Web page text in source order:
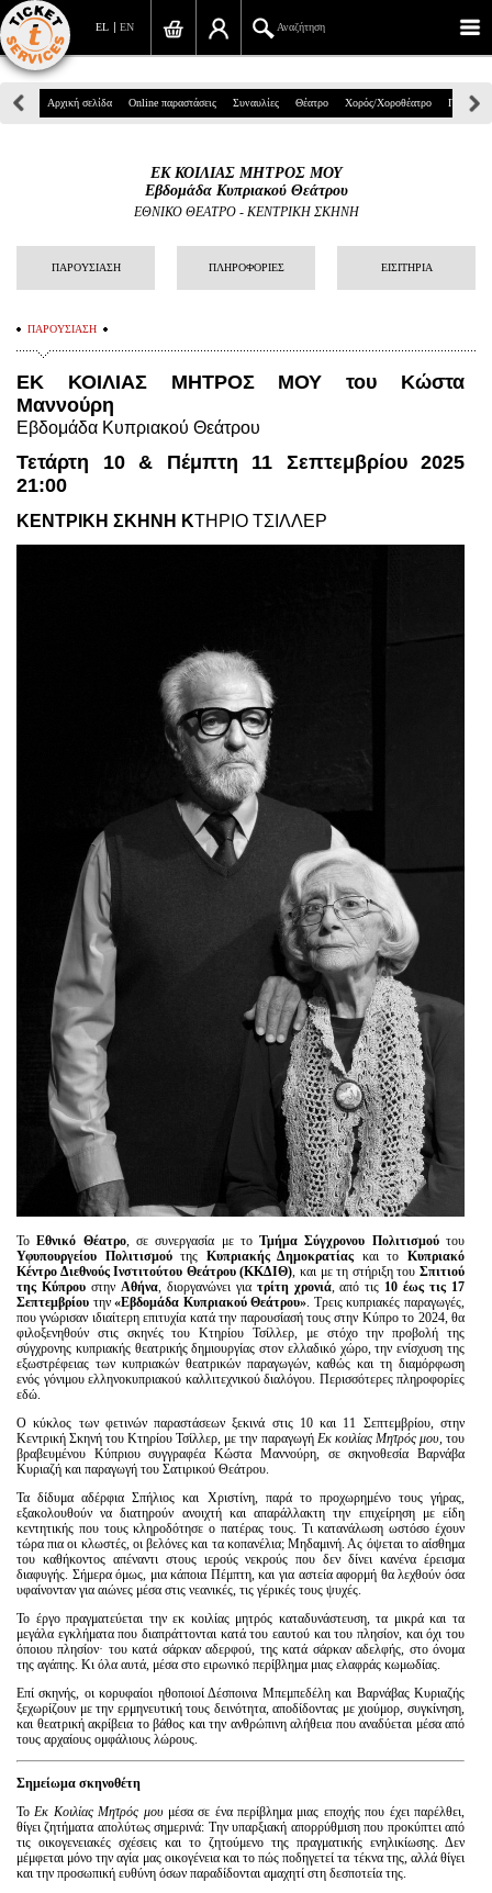
EN
EL Αναζήτηση
Πανεπιστημίου 39, Αθήνα
info@ticketservices.gr
Σύνδεση/Εγγραφή
Πληροφορίες
Αρχική σελίδα Online παραστάσεις Συναυλίες Θέατρο Χορός/Χοροθέατρο Παιδικά
ΕΚ ΚΟΙΛΙΑΣ ΜΗΤΡΟΣ ΜΟΥ
Εβδομάδα Κυπριακού Θεάτρου
ΕΘΝΙΚΟ ΘΕΑΤΡΟ- ΚΕΝΤΡΙΚΗ ΣΚΗΝΗ
ΠΑΡΟΥΣΙΑΣΗ ΠΛΗΡΟΦΟΡΙΕΣ ΕΙΣΙΤΗΡΙΑ
ΠΑΡΟΥΣΙΑΣΗ
ΕΚ ΚΟΙΛΙΑΣ ΜΗΤΡΟΣ ΜΟΥ του Κώστα
Μαννούρη
Εβδομάδα Κυπριακού Θεάτρου
Τετάρτη 10 & Πέμπτη 11 Σεπτεμβρίου 2025
21:00
ΚΕΝΤΡΙΚΗ ΣΚΗΝΗ ΚΤΗΡΙΟ ΤΣΙΛΛΕΡ
ΤοΕθνικό Θέατρο, σε συνεργασία με τοΤμήμα Σύγχρονου Πολιτισμούτου
Υφυπουργείου Πολιτισμούτης Κυπριακής Δημοκρατίας και τοΚυπριακό
Κέντρο Διεθνούς Ινστιτούτου Θεάτρου (ΚΚΔΙΘ), και με τη στήριξη τουΣπιτιού
της Κύπρουστην Αθήνα, διοργανώνει για τρίτη χρονιά, από τις 10 έως τις 17
Σεπτεμβρίου την«Εβδομάδα Κυπριακού Θεάτρου». Τρεις κυπριακές παραγωγές,
που γνώρισαν ιδιαίτερη επιτυχία κατά την παρουσίασή τους στην Κύπρο το 2024, θα
φιλοξενηθούν στις σκηνές του Κτηρίου Τσίλλερ, με στόχο την προβολή της
σύγχρονης κυπριακής θεατρικής δημιουργίας στον ελλαδικό χώρο, την ενίσχυση της
εξωστρέφειας των κυπριακών θεατρικών παραγωγών, καθώς και τη διαμόρφωση
ενός γόνιμου ελληνοκυπριακού καλλιτεχνικού διαλόγου. Περισσότερες πληροφορίες
εδώ.
Ο κύκλος των φετινών παραστάσεων ξεκινά στις 10 και 11 Σεπτεμβρίου, στην
Κεντρική Σκηνή του Κτηρίου Τσίλλερ, με την παραγωγή Εκ κοιλίας Μητρός μου,του
βραβευμένου Κύπριου συγγραφέα Κώστα Μαννούρη, σε σκηνοθεσία Βαρνάβα
Κυριαζή και παραγωγή του Σατιρικού Θεάτρου.
Τα δίδυμα αδέρφια Σπήλιος και Χριστίνη, παρά το προχωρημένο τους γήρας,
εξακολουθούν να διατηρούν ανοιχτή και απαράλλακτη την επιχείρηση με είδη
κεντητικής που τους κληροδότησε ο πατέρας τους. Τι κατανάλωση ωστόσο έχουν
τώρα πια οι κλωστές, οι βελόνες και τα κοπανέλια; Μηδαμινή. Ας όψεται το αίσθημα
του καθήκοντος απέναντι στους ιερούς νεκρούς που δεν δίνει κανένα έρεισμα
διαφυγής. Σήμερα όμως, μια κάποια Πέμπτη, και για αστεία αφορμή θα λεχθούν όσα
υφαίνονταν για αιώνες μέσα στις νεανικές, τις γέρικές τους ψυχές.
Το έργο πραγματεύεται την εκ κοιλίας μητρός καταδυνάστευση, τα μικρά και τα
μεγάλα εγκλήματα που διαπράττονται κατά του εαυτού και του πλησίον, και όχι του
όποιου πλησίον· του κατά σάρκαν αδερφού, της κατά σάρκαν αδελφής, στο όνομα
της αγάπης. Κι όλα αυτά, μέσα στο ειρωνικό περίβλημα μιας ελαφράς κωμωδίας.
Επί σκηνής, οι κορυφαίοι ηθοποιοί Δέσποινα Μπεμπεδέλη και Βαρνάβας Κυριαζής
ξεχωρίζουν με την ερμηνευτική τους δεινότητα, αποδίδοντας με χιούμορ, συγκίνηση,
και θεατρική ακρίβεια το βάθος και την ανθρώπινη αλήθεια που αναδύεται μέσα από
τους αρχαίους ομφάλιους λώρους.
Σημείωμα σκηνοθέτη
ΤοΕκ Κοιλίας Μητρός μουμέσα σε ένα περίβλημα μιας εποχής που έχει παρέλθει,
θίγει ζητήματα απολύτως σημερινά: Την υπαρξιακή απορρύθμιση που προκύπτει από
τις οικογενειακές σχέσεις και το ζητούμενο της πραγματικής ενηλικίωσης. Δεν
μέμφεται μόνο την αγία μας οικογένεια και το πώς ποδηγετεί τα τέκνα της, αλλά θίγει
και την προσωπική ευθύνη όσων παραδίδονται αμαχητί στη δεσποτεία της.